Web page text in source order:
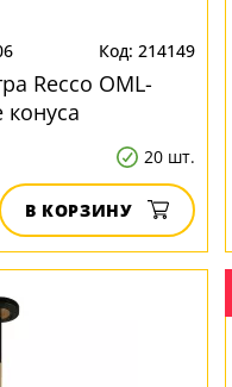
214149
Recco OML-
20 шт.
В КОРЗИНУ